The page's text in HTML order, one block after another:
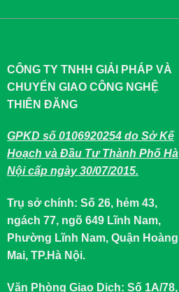
CÔNG TY TNHH GIẢI PHÁP VÀ
CHUYỂN GIAO CÔNG NGHỆ
THIÊN ĐĂNG
GPKD số 0106920254 do Sở Kế
Hoạch và Đầu Tư Thành Phố Hà
Nội cấp ngày 30/07/2015.
Trụ sở chính: Số 26, hẻm 43,
ngách 77, ngõ 649 Lĩnh Nam,
Phường Lĩnh Nam, Quận Hoàng
Mai, TP.Hà Nội.
Văn Phòng Giao Dịch: Số 1A/78,